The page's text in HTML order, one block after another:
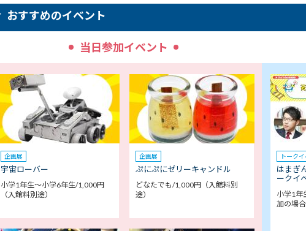
おすすめのイベント
当日参加イベント
企画展
宇宙ローバー
小学1年生～小学6年生/1,000円
（入館料別途）
企画展
ぷにぷにゼリーキャンドル
どなたでも/1,000円（入館料別
途）
トーク
はまぎ
ークイ
小学1
加の場